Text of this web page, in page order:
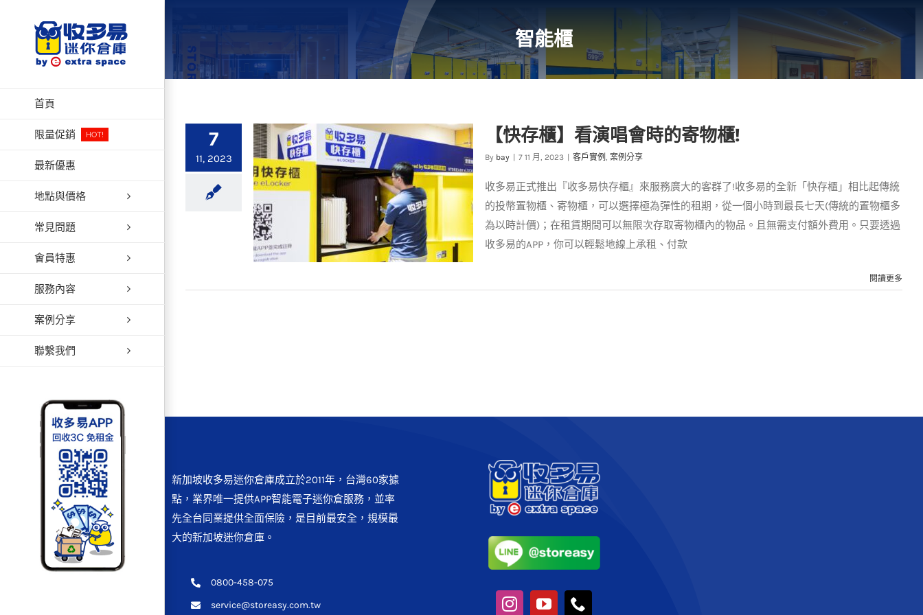
首頁
限量促銷 HOT!
最新優惠
地點與價格
常見問題
會員特惠
服務內容
案例分享
聯繫我們
智能櫃
7
11, 2023
【快存櫃】看演唱會時的寄物櫃!
By bay 7 11 月, 2023 客戶實例 , 案例分享
收多易正式推出『收多易快存櫃』來服務廣大的客群了!收多易的全新「快存櫃」相比起傳統
的投幣置物櫃、寄物櫃，可以選擇極為彈性的租期，從一個小時到最長七天(傳統的置物櫃多
為以時計價)；在租賃期間可以無限次存取寄物櫃內的物品。且無需支付額外費用。只要透過
收多易的APP，你可以輕鬆地線上承租、付款
閱讀更多
新加坡收多易迷你倉庫成立於2011年，台灣60家據
點，業界唯一提供APP智能電子迷你倉服務，並率
先全台同業提供全面保險，是目前最安全，規模最
大的新加坡迷你倉庫。
0800-458-075
service@storeasy.com.tw